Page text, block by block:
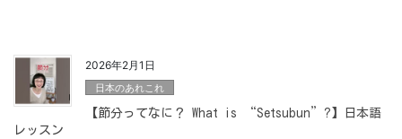
2026年2月1日
日本のあれこれ
【節分ってなに？ What is “Setsubun”?】日本語
レッスン